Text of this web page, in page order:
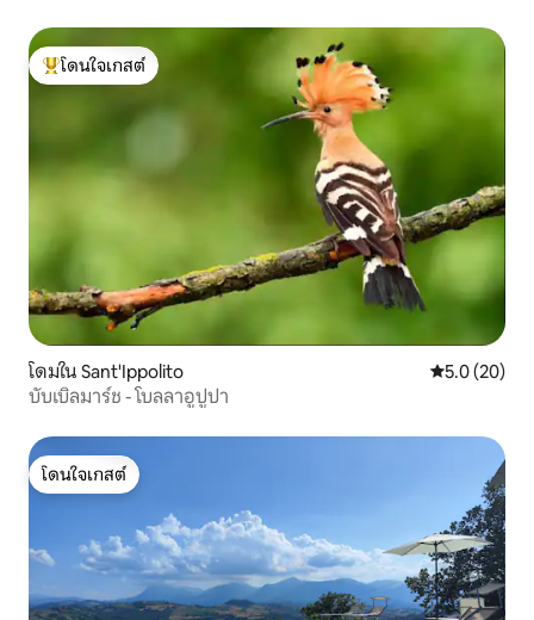
โดนใจเกสต์ที่สุด
โดนใจเกสต์
โดมใน Sant'Ippolito คะแนนเฉลี่ย
5.0 (20)
บับเบิลมาร์ช - โบลลาอูปูปา
โดนใจเกสต์
โดนใจเกสต์